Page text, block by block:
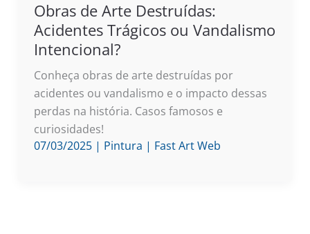
Obras de Arte Destruídas:
Acidentes Trágicos ou Vandalismo
Intencional?
Conheça obras de arte destruídas por
acidentes ou vandalismo e o impacto dessas
perdas na história. Casos famosos e
curiosidades!
07/03/2025 | Pintura | Fast Art Web